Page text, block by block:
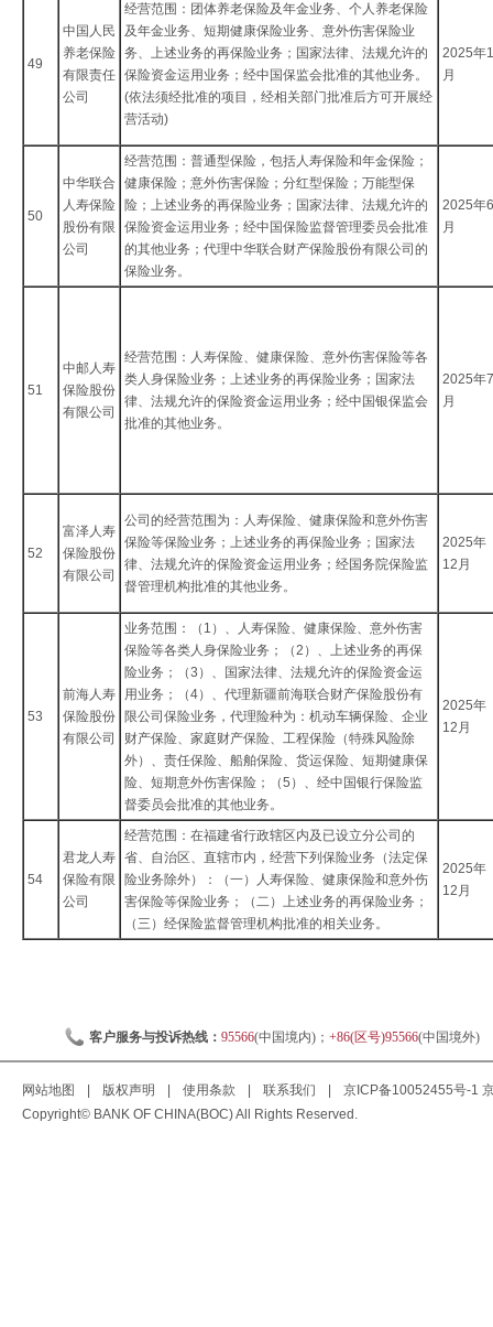
49
中国人民
养老保险
有限责任
公司
经营范围：团体养老保险及年金业务、个人养老保险
及年金业务、短期健康保险业务、意外伤害保险业
务、上述业务的再保险业务；国家法律、法规允许的
保险资金运用业务；经中国保监会批准的其他业务。
(依法须经批准的项目，经相关部门批准后方可开展经
营活动)
2025年
月
50
中华联合
人寿保险
股份有限
公司
经营范围：普通型保险，包括人寿保险和年金保险；
健康保险；意外伤害保险；分红型保险；万能型保
险；上述业务的再保险业务；国家法律、法规允许的
保险资金运用业务；经中国保险监督管理委员会批准
的其他业务；代理中华联合财产保险股份有限公司的
保险业务。
2025年
月
51
中邮人寿
保险股份
有限公司
经营范围：人寿保险、健康保险、意外伤害保险等各
类人身保险业务；上述业务的再保险业务；国家法
律、法规允许的保险资金运用业务；经中国银保监会
批准的其他业务。
2025年
月
52
富泽人寿
保险股份
有限公司
公司的经营范围为：人寿保险、健康保险和意外伤害
保险等保险业务；上述业务的再保险业务；国家法
律、法规允许的保险资金运用业务；经国务院保险监
督管理机构批准的其他业务。
2025年
12月
53
前海人寿
保险股份
有限公司
业务范围：（1）、人寿保险、健康保险、意外伤害
保险等各类人身保险业务；（2）、上述业务的再保
险业务；（3）、国家法律、法规允许的保险资金运
用业务；（4）、代理新疆前海联合财产保险股份有
限公司保险业务，代理险种为：机动车辆保险、企业
财产保险、家庭财产保险、工程保险（特殊风险除
外）、责任保险、船舶保险、货运保险、短期健康保
险、短期意外伤害保险；（5）、经中国银行保险监
督委员会批准的其他业务。
2025年
12月
54
君龙人寿
保险有限
公司
经营范围：在福建省行政辖区内及已设立分公司的
省、自治区、直辖市内，经营下列保险业务（法定保
险业务除外）：（一）人寿保险、健康保险和意外伤
害保险等保险业务；（二）上述业务的再保险业务；
（三）经保险监督管理机构批准的相关业务。
2025年
12月
客户服务与投诉热线： 95566(中国境内)； +86(区号)95566(中国境外)
网站地图 版权声明 使用条款 联系我们 京ICP备10052455号-1
Copyright© BANK OF CHINA(BOC) All Rights Reserved.